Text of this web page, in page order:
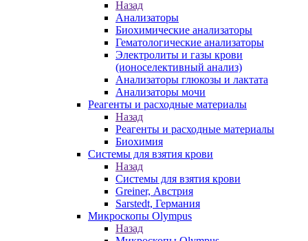
Назад
Анализаторы
Биохимические анализаторы
Гематологические анализаторы
Электролиты и газы крови
(ионоселективный анализ)
Анализаторы глюкозы и лактата
Анализаторы мочи
Реагенты и расходные материалы
Назад
Реагенты и расходные материалы
Биохимия
Системы для взятия крови
Назад
Системы для взятия крови
Greiner, Австрия
Sarstedt, Германия
Микроскопы Olympus
Назад